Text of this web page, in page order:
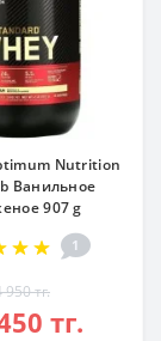
Nutrition
Ванильное
907 g
1
950 тг.
тг.